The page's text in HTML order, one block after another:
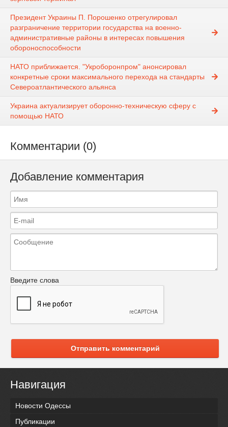
Президент Украины П. Порошенко отрегулировал
разграничение территории государства на военно-
административные районы в интересах повышения
обороноспособности
НАТО приближается. "Укроборонпром" анонсировал
конкретные сроки максимального перехода на стандарты
Североатлантического альянса
Украина актуализирует оборонно-техническую сферу с
помощью НАТО
Комментарии (0)
Добавление комментария
Введите слова
Отправить комментарий
Навигация
Новости Одессы
Публикации